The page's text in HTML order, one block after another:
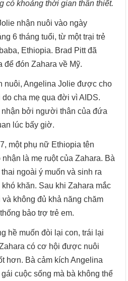
có khoảng thời gian thân thiết.
nhận nuôi vào ngày
6 tháng tuổi, từ một trại trẻ
Ethiopia. Brad Pitt đã
để đón Zahara về Mỹ.
nuôi, Angelina Jolie được cho
cha mẹ qua đời vì AIDS.
bởi người thân của đứa
lúc bấy giờ.
một phụ nữ Ethiopia tên
là mẹ ruột của Zahara. Bà
ngoài ý muốn và sinh ra
khăn. Sau khi Zahara mắc
không đủ khả năng chăm
bảo trợ trẻ em.
hề muốn đòi lại con, trái lại
có cơ hội được nuôi
hơn. Bà cảm kích Angelina
cuộc sống mà bà không thể